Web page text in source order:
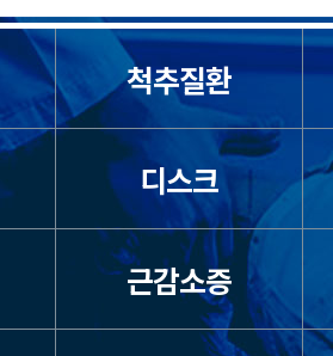
척추질환
디스크
근감소증